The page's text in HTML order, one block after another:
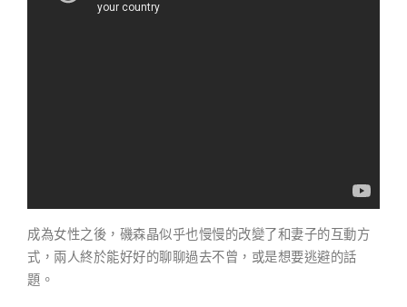
成為女性之後，磯森晶似乎也慢慢的改變了和妻子的互動方
式，兩人終於能好好的聊聊過去不曾，或是想要逃避的話
題。